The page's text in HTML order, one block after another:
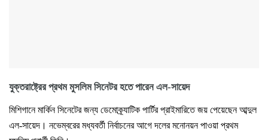
যুক্তরাষ্ট্রের প্রথম মুসলিম সিনেটর হতে পারেন এল-সায়েদ
মিশিগানে মার্কিন সিনেটের জন্য ডেমোক্র্যাটিক পার্টির প্রাইমারিতে জয় পেয়েছেন আব্দুল
এল-সায়েদ। নভেম্বরের মধ্যবর্তী নির্বাচনের আগে দলের মনোনয়ন পাওয়া প্রথম